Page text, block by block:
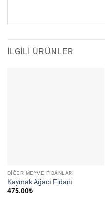
İLGILI ÜRÜNLER
DIĞER MEYVE FIDANLARI
Kaymak Ağacı Fidanı
475.00₺